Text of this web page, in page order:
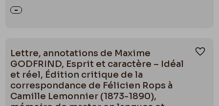
Lettre, annotations de Maxime
GODFRIND, Esprit et caractère – Idéal
et réel, Édition critique de la
correspondance de Félicien Rops à
Camille Lemonnier (1873-1890),